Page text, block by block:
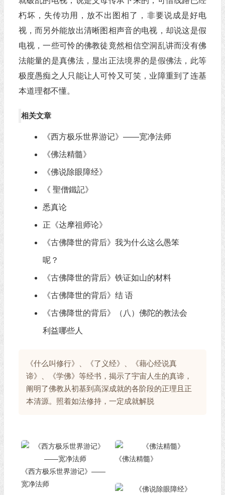
朽坏，失传功用，放不出图相了，非要说成是好电
视，而另外能放出清晰图相声音的电视，却说这是假
电视，一些可怜的佛教徒竟然相信空洞乱讲而没有佛
法能量的是真佛法，显出正法境界的是假佛法，此等
极度愚痴之人只能让人可怜又可笑，业障重到了连基
本道理都不懂。
相关文章
《西方极乐世界游记》——宽净法师
《佛法精髓》
《佛说除眼障经》
《 聖僧鐵記》
悉真论
正《达摩祖师论》
《古佛降世的背后》我为什么这么愚笨
呢？
《古佛降世的背后》铁证如山的材料
《古佛降世的背后》结 语
《古佛降世的背后》（八）佛陀的教法会
利益哪些人
《什么叫修行》、《了义经》、《藉心经说真
谛》、《学佛》等经书，揭示了宇宙人生的真谛，
阐明了佛教从初基到高深成就的各阶段的正理且正
本清源。照着如法修持，一定成就解脱
《西方极乐世界游记》——
宽净法师
《佛法精髓》